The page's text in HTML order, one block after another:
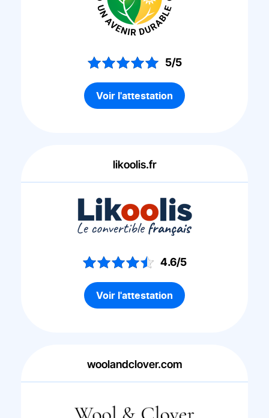
5/5
Voir l'attestation
likoolis.fr
4.6/5
Voir l'attestation
woolandclover.com